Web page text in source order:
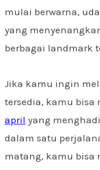
mulai berwarna,
yang
berbagai landmark
Jika kamu ingin
tersedia, kamu bisa
april yang
dalam satu
matang, kamu bisa